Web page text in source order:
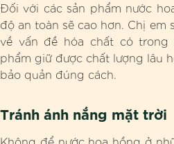
Đối với các sản phẩm nước
độ an toàn sẽ cao hơn. Chị em
về vấn đề hóa chất có trong
phẩm giữ được chất lượng lâu
bảo quản đúng cách.
Tránh ánh nắng mặt trời